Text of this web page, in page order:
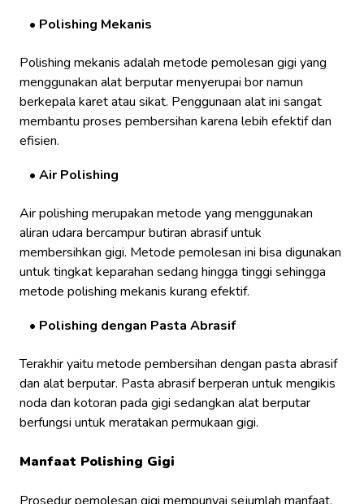
Polishing Mekanis
Polishing mekanis adalah metode pemolesan gigi yang
menggunakan alat berputar menyerupai bor namun
berkepala karet atau sikat. Penggunaan alat ini sangat
membantu proses pembersihan karena lebih efektif dan
efisien.
Air Polishing
Air polishing merupakan metode yang menggunakan
aliran udara bercampur butiran abrasif untuk
membersihkan gigi. Metode pemolesan ini bisa digunakan
untuk tingkat keparahan sedang hingga tinggi sehingga
metode polishing mekanis kurang efektif.
Polishing dengan Pasta Abrasif
Terakhir yaitu metode pembersihan dengan pasta abrasif
dan alat berputar. Pasta abrasif berperan untuk mengikis
noda dan kotoran pada gigi sedangkan alat berputar
berfungsi untuk meratakan permukaan gigi.
Manfaat Polishing Gigi